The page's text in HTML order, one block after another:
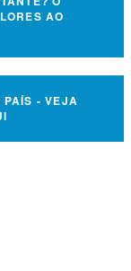
AO
PAÍS - VEJA